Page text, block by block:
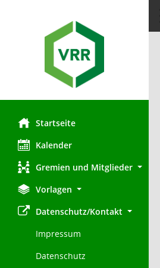
Startseite
Kalender
Gremien und Mitglieder
Vorlagen
Datenschutz/Kontakt
Impressum
Datenschutz